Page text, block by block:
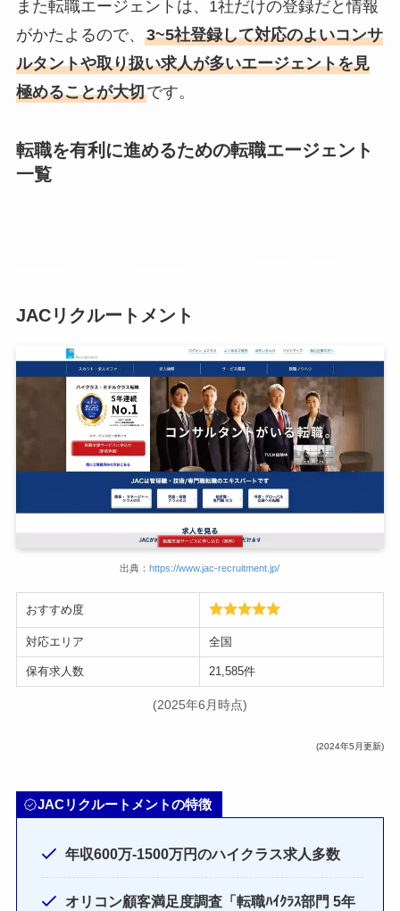
また転職エージェントは、1社だけの登録だと情報
がかたよるので、 3~5社登録して対応のよいコンサ
ルタントや取り扱い求人が多いエージェントを見
極めることが大切です。
転職を有利に進めるための転職エージェント
一覧
JACリクルートメント
出典：https://www.jac-recruitment.jp/
おすすめ度
対応エリア 全国
保有求人数 21,585件
(2025年6月時点)
(2024年5月更新)
JACリクルートメントの特徴
年収600万-1500万円のハイクラス求人多数
オリコン顧客満足度調査「転職ﾊｲｸﾗｽ部門 5年